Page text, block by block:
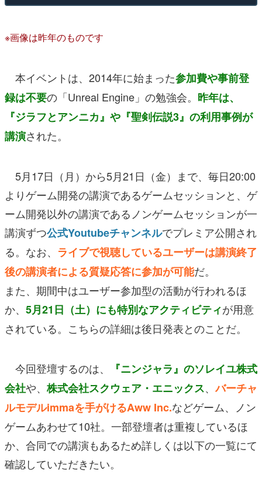
※画像は昨年のものです
本イベントは、2014年に始まった参加費や事前登
録は不要の「Unreal Engine」の勉強会。 昨年は、
『ジラフとアンニカ』や『聖剣伝説3』の利用事例が
講演された。
5月17日（月）から5月21日（金）まで、毎日20:00
よりゲーム開発の講演であるゲームセッションと、ゲ
ーム開発以外の講演であるノンゲームセッションが一
講演ずつ公式Youtubeチャンネルでプレミア公開され
る。なお、 ライブで視聴しているユーザーは講演終了
後の講演者による質疑応答に参加が可能だ。
また、期間中はユーザー参加型の活動が行われるほ
か、 5月21日（土）にも特別なアクティビティが用意
されている。こちらの詳細は後日発表とのことだ。
今回登壇するのは、
『ニンジャラ』のソレイユ株式
会社や、株式会社スクウェア・エニックス、バーチャ
ルモデルimmaを手がけるAww Inc.などゲーム、ノン
ゲームあわせて10社。一部登壇者は重複しているほ
か、合同での講演もあるため詳しくは以下の一覧にて
確認していただきたい。